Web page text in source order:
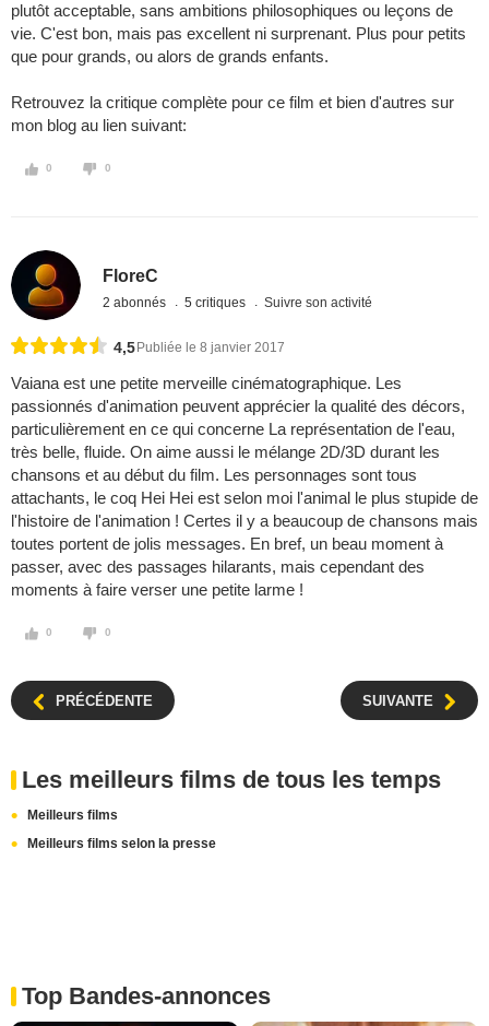
plutôt acceptable, sans ambitions philosophiques ou leçons de
vie. C'est bon, mais pas excellent ni surprenant. Plus pour petits
que pour grands, ou alors de grands enfants.
Retrouvez la critique complète pour ce film et bien d'autres sur
mon blog au lien suivant:
0 0
FloreC
2 abonnés 5 critiques Suivre son activité
4,5 Publiée le 8 janvier 2017
Vaiana est une petite merveille cinématographique. Les
passionnés d'animation peuvent apprécier la qualité des décors,
particulièrement en ce qui concerne La représentation de l'eau,
très belle, fluide. On aime aussi le mélange 2D/3D durant les
chansons et au début du film. Les personnages sont tous
attachants, le coq Hei Hei est selon moi l'animal le plus stupide de
l'histoire de l'animation ! Certes il y a beaucoup de chansons mais
toutes portent de jolis messages. En bref, un beau moment à
passer, avec des passages hilarants, mais cependant des
moments à faire verser une petite larme !
0 0
PRÉCÉDENTE SUIVANTE
Les meilleurs films de tous les temps
Meilleurs films
Meilleurs films selon la presse
Top Bandes-annonces